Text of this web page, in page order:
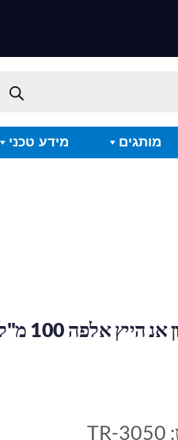
מותגים מידע טכני
הייץ אלפה 100 מ"ל
TR-3050